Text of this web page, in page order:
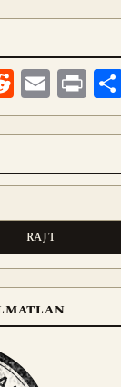
Reddit